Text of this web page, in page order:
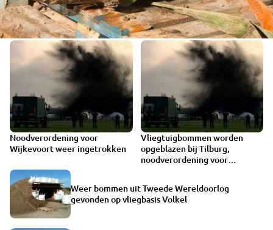
Noodverordening voor
Wijkevoort weer ingetrokken
Vliegtuigbommen worden
opgeblazen bij Tilburg,
noodverordening voor
VIDEO
Weer bommen uit Tweede Wereldoorlog
gevonden op vliegbasis Volkel